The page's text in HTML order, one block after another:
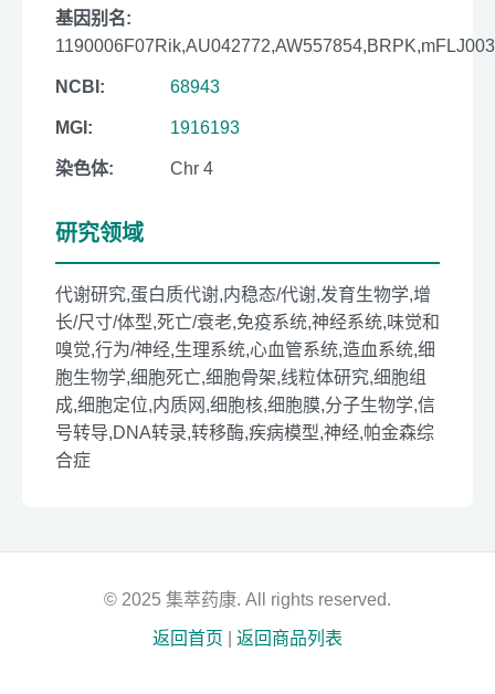
基因别名:
NCBI: 68943
MGI: 1916193
染色体: Chr 4
研究领域
代谢研究,蛋白质代谢,内稳态/代谢,发育生物学,增
长/尺寸/体型,死亡/衰老,免疫系统,神经系统,味觉和
嗅觉,行为/神经,生理系统,心血管系统,造血系统,细
胞生物学,细胞死亡,细胞骨架,线粒体研究,细胞组
成,细胞定位,内质网,细胞核,细胞膜,分子生物学,信
号转导,DNA转录,转移酶,疾病模型,神经,帕金森综
合症
© 2025 集萃药康. All rights reserved.
返回首页 返回商品列表